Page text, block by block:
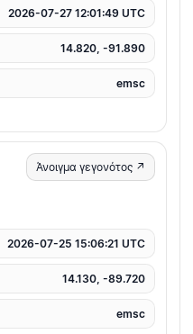
2026-07-27 12:01:49 UTC
14.820, -91.890
emsc
Άνοιγμα γεγονότος ↗
2026-07-25 15:06:21 UTC
14.130, -89.720
emsc